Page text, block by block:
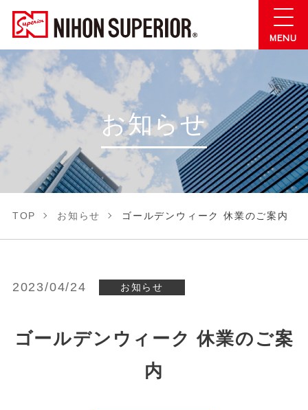
お知らせ
TOP お知らせ ゴールデンウィーク 休業のご案内
2023/04/24 お知らせ
ゴールデンウィーク 休業のご案
内